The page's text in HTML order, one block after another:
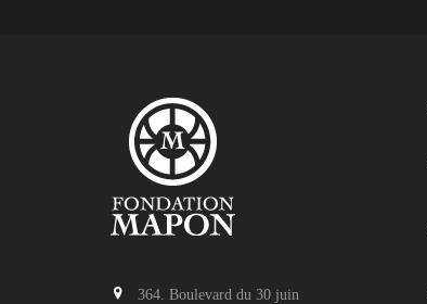
364. Boulevard du 30 juin